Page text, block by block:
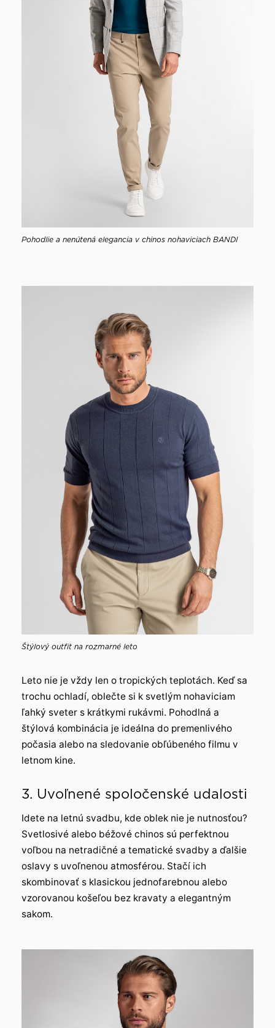
Pohodlie a nenútená elegancia v chinos nohaviciach BANDI
Štýlový outfit na rozmarné leto
Leto nie je vždy len o tropických teplotách. Keď sa
trochu ochladí, oblečte si k svetlým nohaviciam
ľahký sveter s krátkymi rukávmi. Pohodlná a
štýlová kombinácia je ideálna do premenlivého
počasia alebo na sledovanie obľúbeného filmu v
letnom kine.
3. Uvoľnené spoločenské udalosti
Idete na letnú svadbu, kde oblek nie je nutnosťou?
Svetlosivé alebo béžové chinos sú perfektnou
voľbou na netradičné a tematické svadby a ďalšie
oslavy s uvoľnenou atmosférou. Stačí ich
skombinovať s klasickou jednofarebnou alebo
vzorovanou košeľou bez kravaty a elegantným
sakom.